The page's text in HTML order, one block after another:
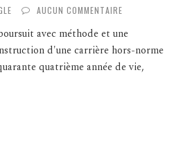
AUCUN COMMENTAIRE
avec méthode et une
d'une carrière hors-norme
quatrième année de vie,